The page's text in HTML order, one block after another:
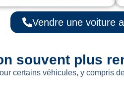
Vendre une voiture
souvent plus
certains véhicules, y compris